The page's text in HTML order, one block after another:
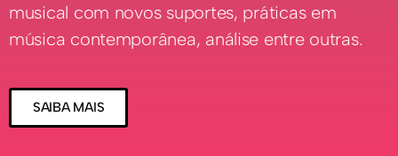
musical com novos suportes, práticas em
música contemporânea, análise entre outras.
SAIBA MAIS